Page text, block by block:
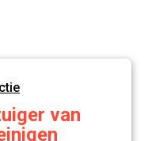
van